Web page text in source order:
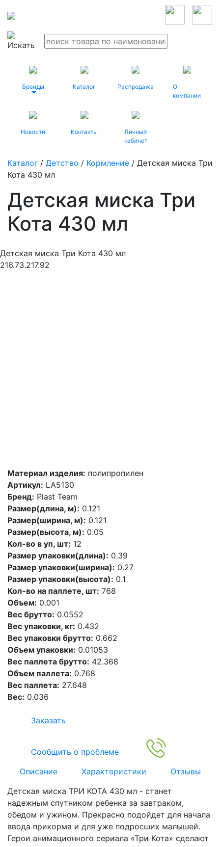
Бренды Каталог Распродажа
О
компании
Новости Контакты
Личный
кабинет
Каталог / Детство / Кормление / Детская миска Три
Кота 430 мл
Детская миска Три
Кота 430 мл
Детская миска Три Кота 430 мл
216.73.217.92
Материал изделия: полипропилен
Артикул: LA5130
Бренд: Plast Team
Размер(длина, м): 0.121
Размер(ширина, м): 0.121
Размер(высота, м): 0.05
Кол-во в уп, шт: 12
Размер упаковки(длина): 0.39
Размер упаковки(ширина): 0.27
Размер упаковки(высота): 0.1
Кол-во на паллете, шт: 768
Объем: 0.001
Вес брутто: 0.0552
Вес упаковки, кг: 0.432
Вес упаковки брутто: 0.662
Объем упаковки: 0.01053
Вес паллета брутто: 42.368
Объем паллета: 0.768
Вес паллета: 27.648
Вес: 0.036
Заказать
Сообщить о проблеме
Описание
Характеристики
Отзывы
Детская миска ТРИ КОТА 430 мл - станет
надежным спутником ребенка за завтраком,
обедом и ужином. Прекрасно подойдет для начала
ввода прикорма и для уже подросших малышей.
Герои анимационного сериала «Три Кота» сделают